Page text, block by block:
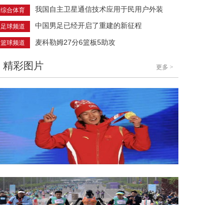
球怒射偏出。 第40分钟，呼和浩
出角度兜射攻门，皮球稍稍偏出。 ...
综合体育 我国自主卫星通信技术应用于民用户外装
足球频道 中国男足已经开启了重建的新征程
篮球频道 麦科勒姆27分6篮板5助攻
精彩图片 更多 >